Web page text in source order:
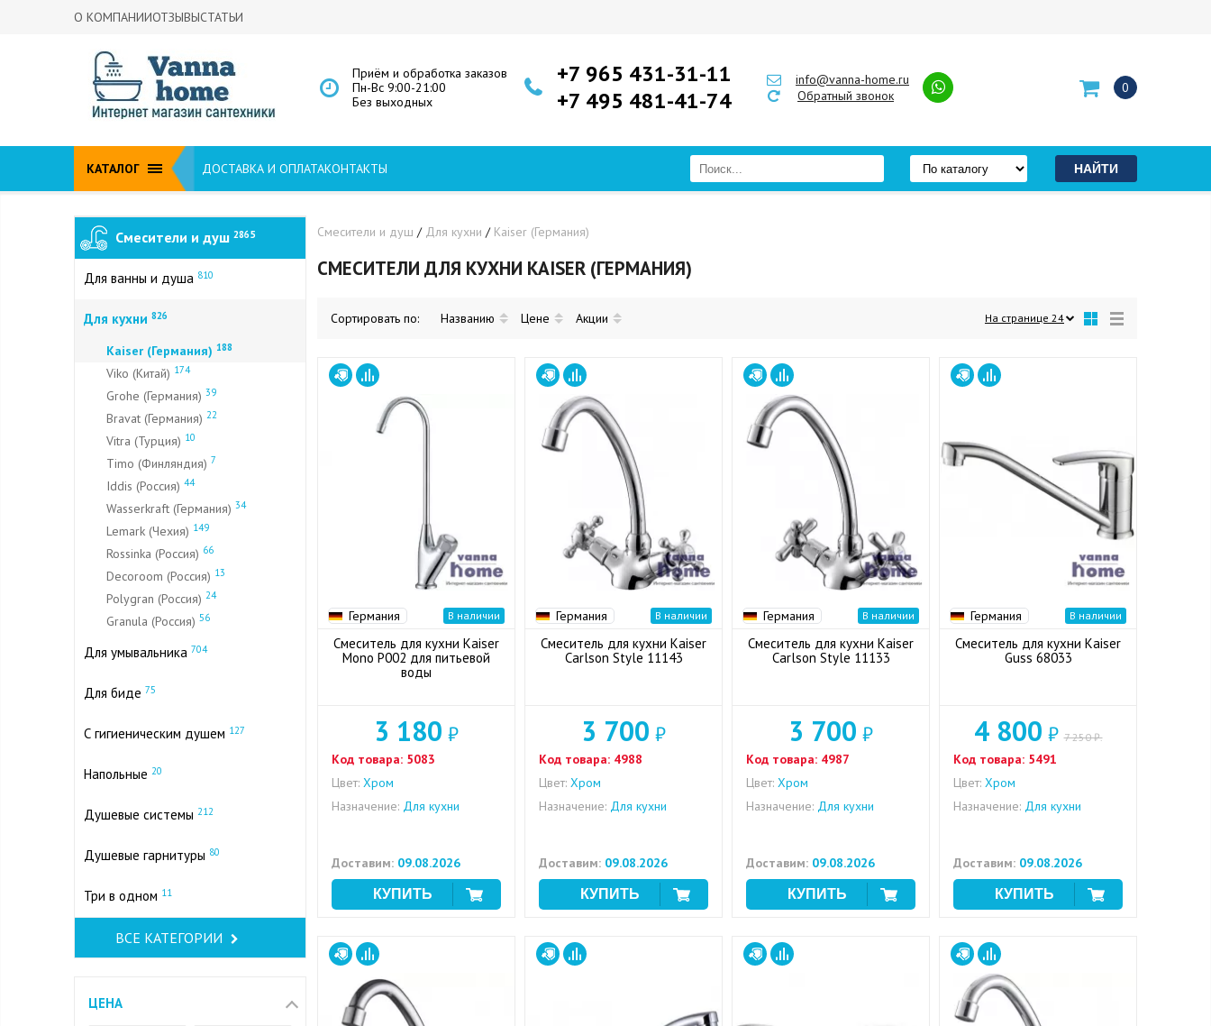
О КОМПАНИИОТЗЫВЫСТАТЬИ
Приём и обработка заказов
Пн-Вс 9:00-21:00
Без выходных
+7 965 431-31-11
+7 495 481-41-74
info@vanna-home.ru
Обратный звонок
0
КАТАЛОГ ДОСТАВКА И ОПЛАТАКОНТАКТЫ
Смесители и душ 2865
Для ванны и душа 810
Для кухни 826
Kaiser (Германия) 188
Viko (Китай) 174
Grohe (Германия) 39
Bravat (Германия) 22
Vitra (Турция) 10
Timo (Финляндия) 7
Iddis (Россия) 44
Wasserkraft (Германия) 34
Lemark (Чехия) 149
Rossinka (Россия) 66
Decoroom (Россия) 13
Polygran (Россия) 24
Granula (Россия) 56
Для умывальника 704
Для биде 75
С гигиеническим душем 127
Напольные 20
Душевые системы 212
Душевые гарнитуры 80
Три в одном 11
ВСЕ КАТЕГОРИИ
ЦЕНА
Смесители и душ / Для кухни / Kaiser (Германия)
СМЕСИТЕЛИ ДЛЯ КУХНИ KAISER (ГЕРМАНИЯ)
Сортировать по: Названию Цене Акции На странице 24
Германия В наличии
Смеситель для кухни Kaiser
Mono P002 для питьевой
воды
3 180 ₽
Код товара: 5083
Цвет: Хром
Назначение: Для кухни
Доставим: 09.08.2026
Германия В наличии
Смеситель для кухни Kaiser
Carlson Style 11143
3 700 ₽
Код товара: 4988
Цвет: Хром
Назначение: Для кухни
Доставим: 09.08.2026
Германия В наличии
Смеситель для кухни Kaiser
Carlson Style 11133
3 700 ₽
Код товара: 4987
Цвет: Хром
Назначение: Для кухни
Доставим: 09.08.2026
Германия В наличии
Смеситель для кухни Kaiser
Guss 68033
4 800 ₽7 250 ₽.
Код товара: 5491
Цвет: Хром
Назначение: Для кухни
Доставим: 09.08.2026